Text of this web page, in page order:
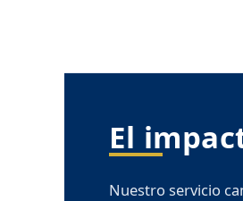
El
Nuestro servicio